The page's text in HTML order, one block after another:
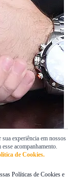
experiência em nossos
acompanhamento.
de Cookies.
Políticas de Cookies e